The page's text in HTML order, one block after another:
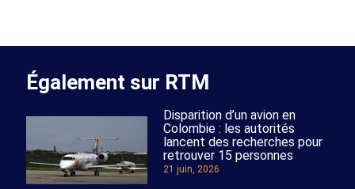
Également sur RTM
Disparition d’un avion en
Colombie : les autorités
lancent des recherches pour
retrouver 15 personnes
21 juin, 2026